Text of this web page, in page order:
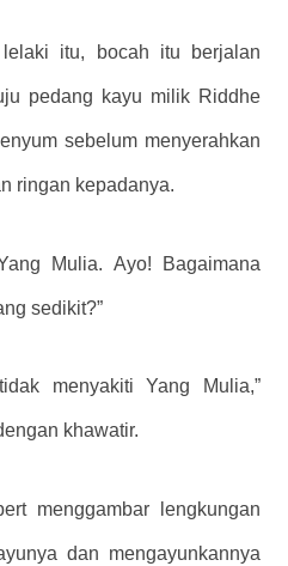
itu, bocah itu berjalan
pedang kayu milik Riddhe
sebelum menyerahkan
ringan kepadanya.
Mulia. Ayo! Bagaimana
sedikit?”
menyakiti Yang Mulia,”
khawatir.
menggambar lengkungan
dan mengayunkannya